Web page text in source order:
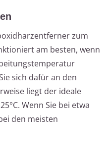
zum
am besten, wenn
sich dafür an den
liegt der ideale
Wenn Sie bei etwa
den meisten